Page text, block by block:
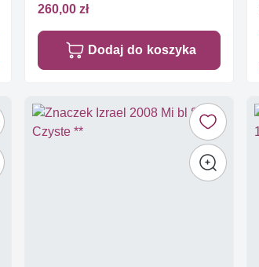
260,00 zł
Dodaj do koszyka